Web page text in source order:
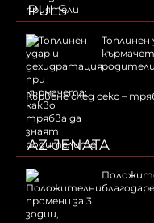
PULS
Топлинен
Кървене след секс –
AZ-JENATA